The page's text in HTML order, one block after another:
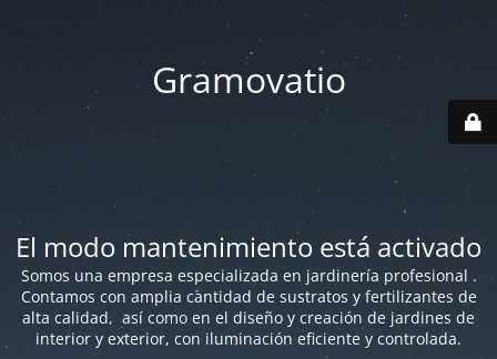
Gramovatio
El modo mantenimiento está activado
Somos una empresa especializada en jardinería profesional .
Contamos con amplia cantidad de sustratos y fertilizantes de
alta calidad, así como en el diseño y creación de jardines de
interior y exterior, con iluminación eficiente y controlada.